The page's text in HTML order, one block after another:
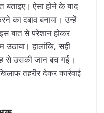
बताइए। ऐसा होने के बाद
का दबाव बनाया। उन्हें
बात से परेशान होकर
हालांकि, सही
से उसकी जान बच गई।
तहरीर देकर कार्रवाई